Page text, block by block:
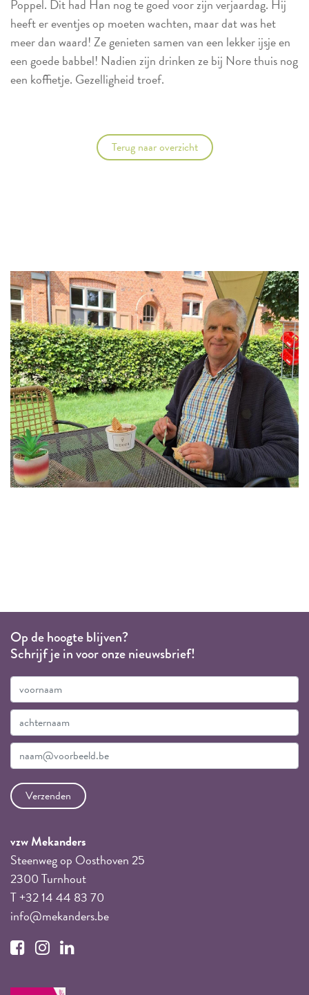
Poppel. Dit had Han nog te goed voor zijn verjaardag. Hij
heeft er eventjes op moeten wachten, maar dat was het
meer dan waard! Ze genieten samen van een lekker ijsje en
een goede babbel! Nadien zijn drinken ze bij Nore thuis nog
een koffietje. Gezelligheid troef.
Terug naar overzicht
Op de hoogte blijven?
Schrijf je in voor onze nieuwsbrief!
vzw Mekanders
Steenweg op Oosthoven 25
2300 Turnhout
T +32 14 44 83 70
info@mekanders.be